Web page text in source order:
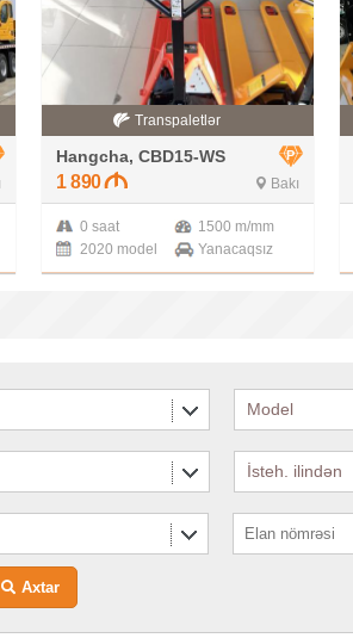
Transpaletlər
Hangcha, CBD15-WS
1 890 Bakı
0 saat
1500 m/mm
2020 model
Yanacaqsız
Model
İsteh. ilindən
Axtar